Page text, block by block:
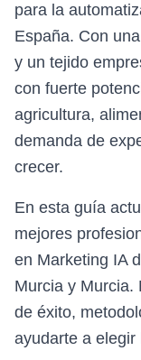
para la
España. Con
y un tejido
con fuerte
agricultura,
demanda de
crecer.
En esta guía
mejores
en Marketing IA
Murcia y Murcia.
de éxito,
ayudarte a elegir